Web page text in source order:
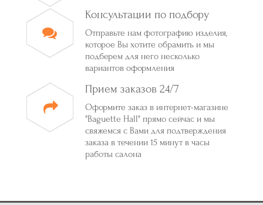
Консультации по подбору
Отправьте нам фотографию изделия,
которое Вы хотите обрамить и мы
подберем для него несколько
вариантов оформления
Прием заказов 24/7
Оформите заказ в интернет-магазине
"Baguette Hall" прямо сейчас и мы
свяжемся с Вами для подтверждения
заказа в течении 15 минут в часы
работы салона